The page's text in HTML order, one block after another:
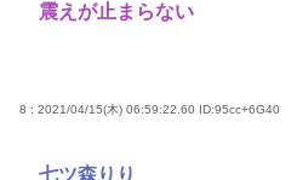
震えが止まらない
8 : 2021/04/15(木) 06:59:22.60 ID:95cc+6G40
七ツ森りり